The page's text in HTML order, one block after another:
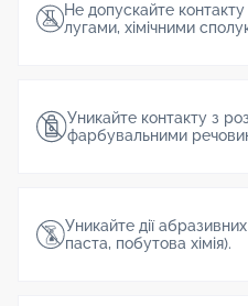
Не допускайте
лугами, хімічними
Уникайте контакту з
фарбувальними
Уникайте дії
паста, побутова хімія).